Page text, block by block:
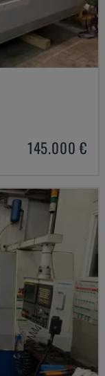
145.000 €